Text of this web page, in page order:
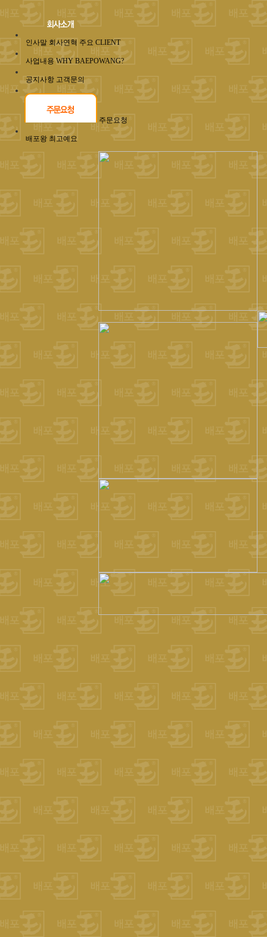
인사말 회사연혁 주요 CLIENT
사업내용 WHY BAEPOWANG?
공지사항 고객문의
주문요청
배포왕 최고예요